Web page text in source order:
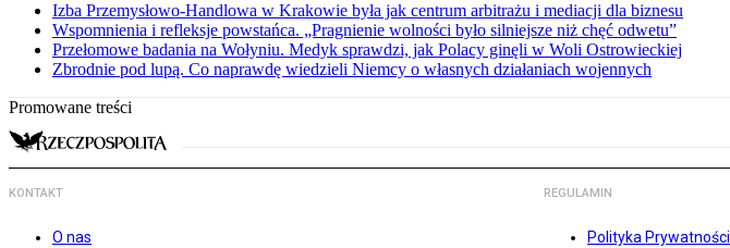
Izba Przemysłowo-Handlowa w Krakowie była jak centrum arbitrażu i mediacji dla biznesu
Wspomnienia i refleksje powstańca. „Pragnienie wolności było silniejsze niż chęć odwetu”
Przełomowe badania na Wołyniu. Medyk sprawdzi, jak Polacy ginęli w Woli Ostrowieckiej
Zbrodnie pod lupą. Co naprawdę wiedzieli Niemcy o własnych działaniach wojennych
Promowane treści
KONTAKT
O nas
REGULAMIN
Polityka Prywatności